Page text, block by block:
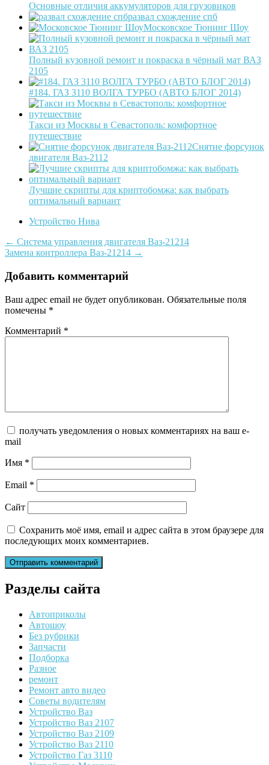
Основные отличия аккумуляторов для грузовиков
развал схождение спб
Московское Тюнинг Шоу
Полный кузовной ремонт и покраска в чёрный мат ВАЗ
2105
#184. ГАЗ 3110 ВОЛГА ТУРБО (АВТО БЛОГ 2014)
Такси из Москвы в Севастополь: комфортное
путешествие
Снятие форсунок
двигателя Ваз-2112
Лучшие скрипты для криптобомжа: как выбрать
оптимальный вариант
Устройство Нива
Post
navigation
← Система управления двигателя Ваз-21214
Замена контроллера Ваз-21214 →
Добавить комментарий
Ваш адрес email не будет опубликован. Обязательные поля
помечены *
Комментарий *
получать уведомления о новых комментариях на ваш e-
mail
Имя *
Email *
Сайт
Сохранить моё имя, email и адрес сайта в этом браузере для
последующих моих комментариев.
Разделы сайта
Автоприколы
Автошоу
Без рубрики
Запчасти
Подборка
Разное
ремонт
Ремонт авто видео
Советы водителям
Устройство Ваз
Устройство Ваз 2107
Устройство Ваз 2109
Устройство Ваз 2110
Устройство Газ 3110